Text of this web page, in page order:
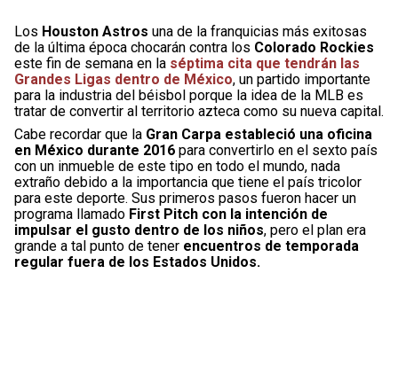
Los Houston Astros una de la franquicias más exitosas
de la última época chocarán contra los Colorado Rockies
este fin de semana en la séptima cita que tendrán las
Grandes Ligas dentro de México, un partido importante
para la industria del béisbol porque la idea de la MLB es
tratar de convertir al territorio azteca como su nueva capital.
Cabe recordar que la Gran Carpa estableció una oficina
en México durante 2016 para convertirlo en el sexto país
con un inmueble de este tipo en todo el mundo, nada
extraño debido a la importancia que tiene el país tricolor
para este deporte. Sus primeros pasos fueron hacer un
programa llamado First Pitch con la intención de
impulsar el gusto dentro de los niños, pero el plan era
grande a tal punto de tener encuentros de temporada
regular fuera de los Estados Unidos.